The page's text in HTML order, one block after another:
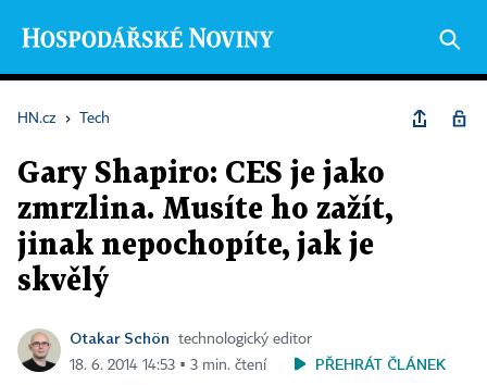
HN.cz › Tech
Gary Shapiro: CES je jako
zmrzlina. Musíte ho zažít,
jinak nepochopíte, jak je
skvělý
Otakar Schön
technologický editor
18. 6. 2014 14:53 ▪ 3 min. čtení
PŘEHRÁT ČLÁNEK